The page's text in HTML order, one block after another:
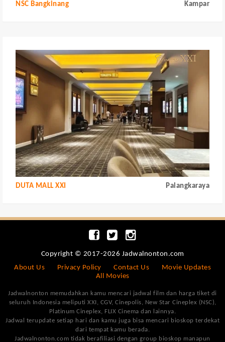
NSC Bangkinang Kampar
DUTA MALL XXI Palangkaraya
Copyright © 2017-2026 Jadwalnonton.com
About Us
Privacy Policy Contact Us
Movie Updates
All Movies
Jadwalnonton memudahkan kamu mencari jadwal film dan harga tiket di
seluruh Indonesia meliputi XXI, CGV, Cinepolis, New Star Cineplex (NSC),
Platinum Cineplex, FLIX Cinema dan lainnya.
Jadwal terupdate setiap hari dan kamu juga bisa mencari bioskop terdekat
dari tempat kamu berada.
Jadwalnonton.com tidak berafiliasi dengan group bioskop manapun